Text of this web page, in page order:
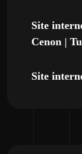
Site
Cenon |
Site